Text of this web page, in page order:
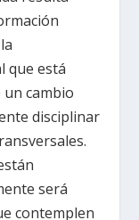
que está
cambio
disciplinar
será
contemplen